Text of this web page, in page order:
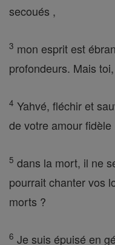
secoués ,
3 mon esprit est
profondeurs. Mais
4 Yahvé, fléchir et
de votre amour fidèle
5 dans la mort, il ne
pourrait chanter vos
morts ?
6 Je suis épuisé en